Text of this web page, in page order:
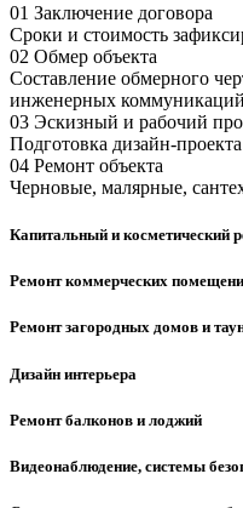
01 Заключение договора
Сроки и стоимость
02 Обмер объекта
Составление обмерного
инженерных коммуникаций
03 Эскизный и рабочий
Подготовка дизайн-
04 Ремонт объекта
Черновые, малярные,
Капитальный и косметический
Ремонт коммерческих
Ремонт загородных домов и
Дизайн интерьера
Ремонт балконов и лоджий
Видеонаблюдение, системы